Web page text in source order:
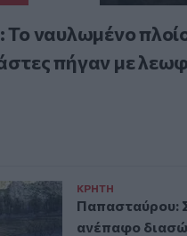
Το ναυλωμένο
πήγαν με
ΚΡΗΤΗ
Παπασταύρου:
ανέπαφο